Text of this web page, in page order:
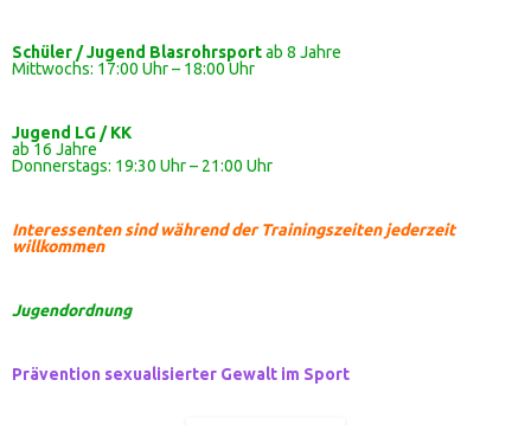
Schüler / Jugend Blasrohrsportab 8 Jahre
Mittwochs: 17:00 Uhr – 18:00 Uhr
Jugend LG / KK
ab 16 Jahre
Donnerstags: 19:30 Uhr – 21:00 Uhr
Interessenten sind während der Trainingszeiten jederzeit
willkommen
Jugendordnung
Prävention sexualisierter Gewalt im Sport